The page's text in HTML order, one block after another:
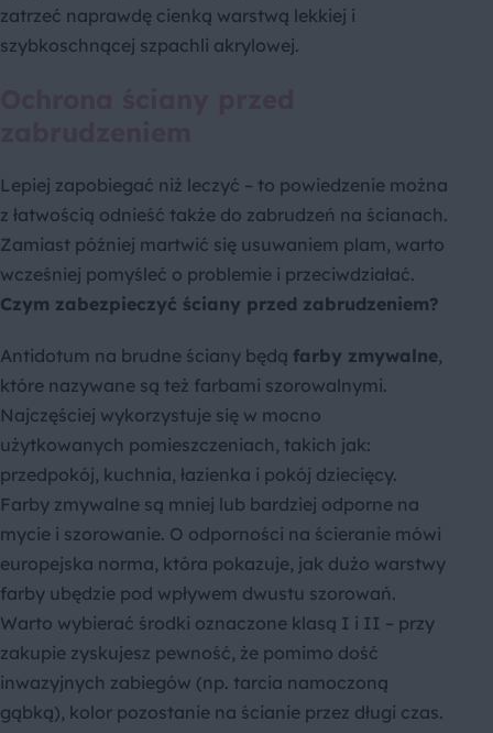
zatrzeć naprawdę cienką warstwą lekkiej i
szybkoschnącej szpachli akrylowej.
Lepiej zapobiegać niż leczyć – to powiedzenie można
z łatwością odnieść także do zabrudzeń na ścianach.
Zamiast później martwić się usuwaniem plam, warto
wcześniej pomyśleć o problemie i przeciwdziałać.
Czym zabezpieczyć ściany przed zabrudzeniem?
Antidotum na brudne ściany będą farby zmywalne,
które nazywane są też farbami szorowalnymi.
Najczęściej wykorzystuje się w mocno
użytkowanych pomieszczeniach, takich jak:
przedpokój, kuchnia, łazienka i pokój dziecięcy.
Farby zmywalne są mniej lub bardziej odporne na
mycie i szorowanie. O odporności na ścieranie mówi
europejska norma, która pokazuje, jak dużo warstwy
farby ubędzie pod wpływem dwustu szorowań.
Warto wybierać środki oznaczone klasą I i II – przy
zakupie zyskujesz pewność, że pomimo dość
inwazyjnych zabiegów (np. tarcia namoczoną
gąbką), kolor pozostanie na ścianie przez długi czas.